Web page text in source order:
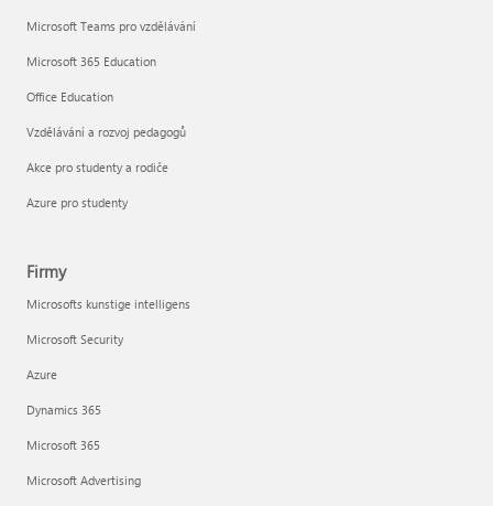
Microsoft Teams pro vzdělávání
Microsoft 365 Education
Office Education
Vzdělávání a rozvoj pedagogů
Akce pro studenty a rodiče
Azure pro studenty
Firmy
Microsofts kunstige intelligens
Microsoft Security
Azure
Dynamics 365
Microsoft 365
Microsoft Advertising